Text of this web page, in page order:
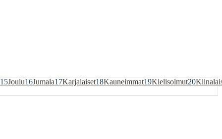
15Joulu16Jumala17Karjalaiset18Kauneimmat19Kielisolmut20